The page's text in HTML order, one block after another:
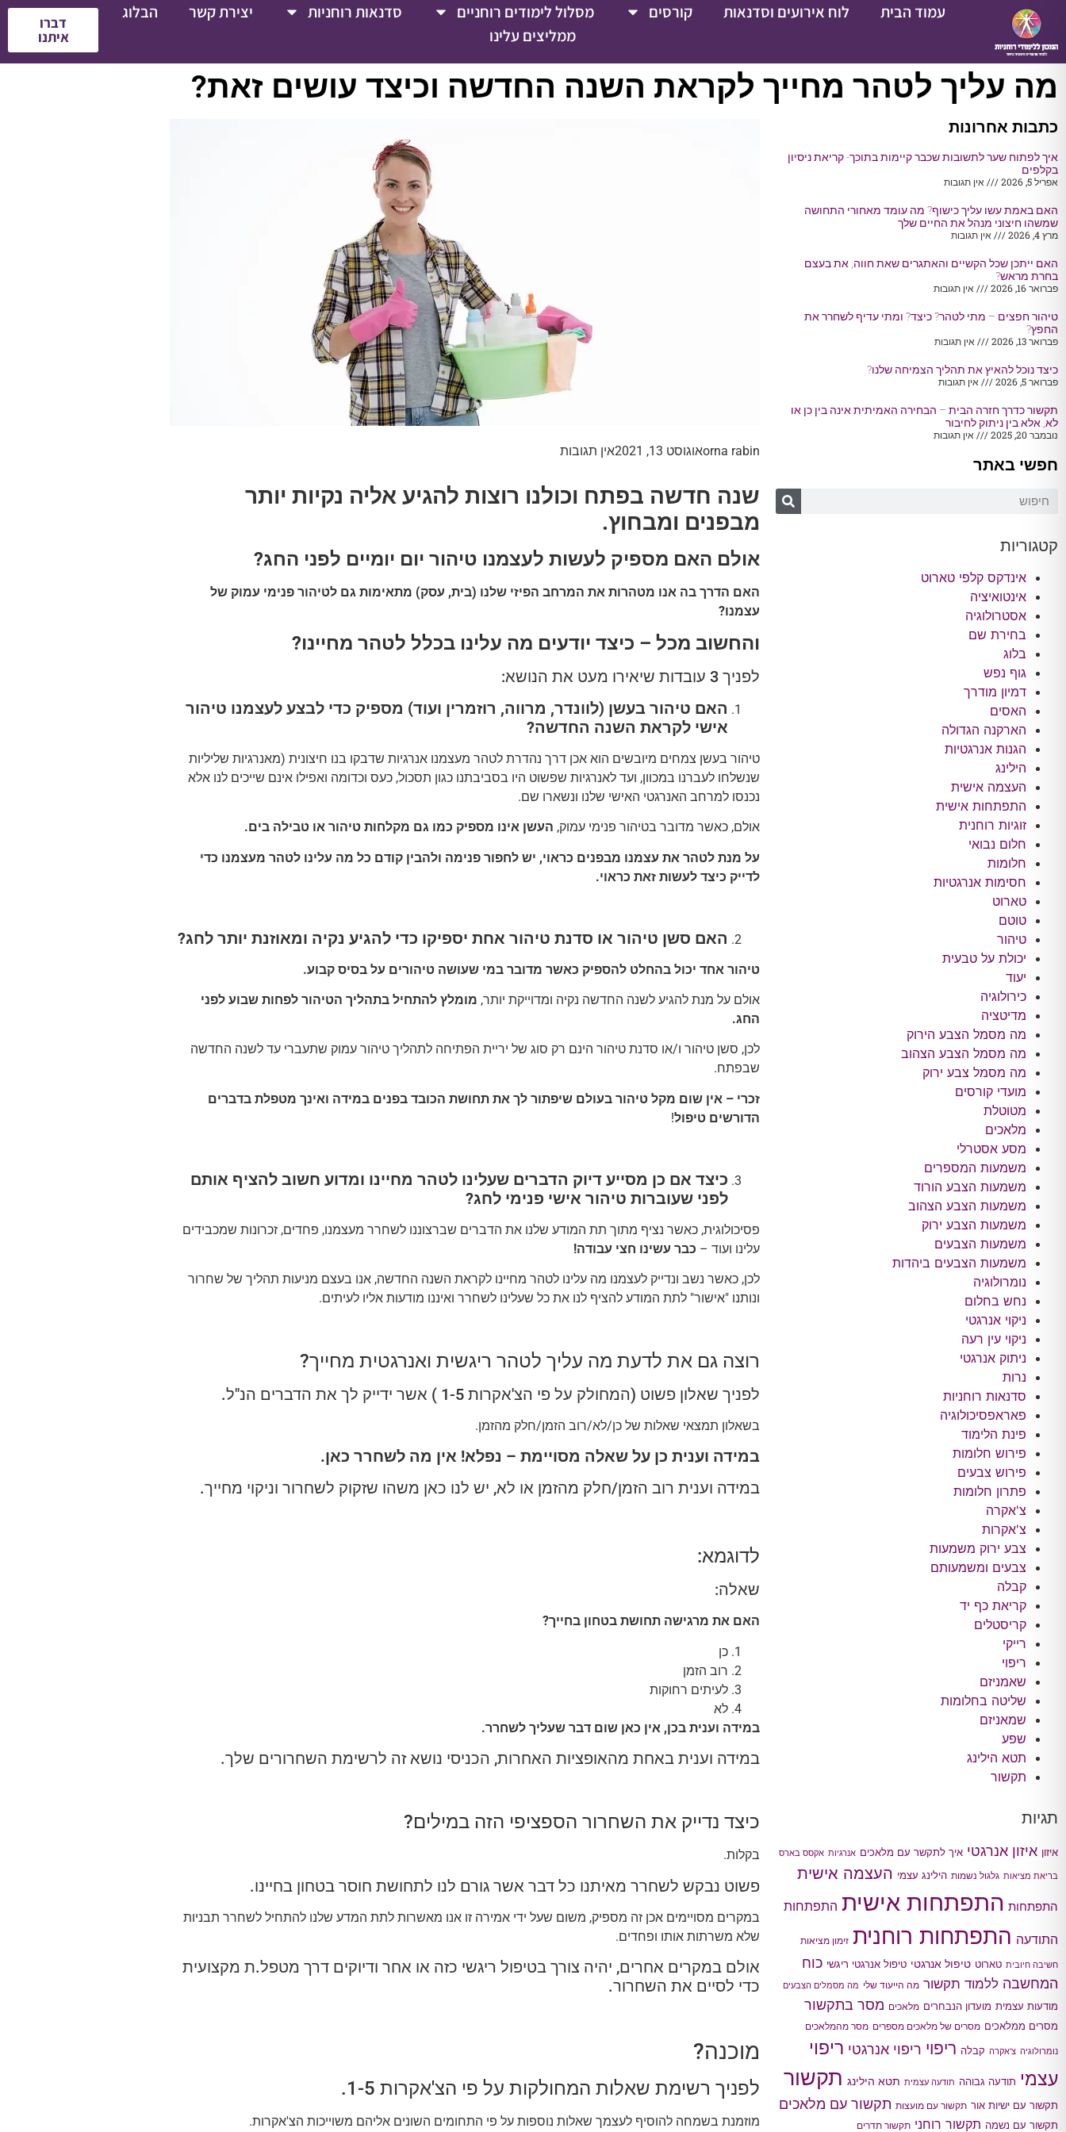
עמוד הבית לוח אירועים וסדנאות קורסים מסלול לימודים רוחניים סדנאות רוחניות יצירת קשר
הבלוג
ממליצים עלינו
דברו
איתנו
מה עליך לטהר מחייך לקראת השנה החדשה וכיצד עושים זאת?
כתבות אחרונות
איך לפתוח שער לתשובות שכבר קיימות בתוכך- קריאת ניסיון
בקלפים
אפריל 5, 2026
אין תגובות
האם באמת עשו עליך כישוף? מה עומד מאחורי התחושה
שמשהו חיצוני מנהל את החיים שלך
מרץ 4, 2026
אין תגובות
האם ייתכן שכל הקשיים והאתגרים שאת חווה, את בעצם
בחרת מראש?
פברואר 16, 2026
אין תגובות
טיהור חפצים – מתי לטהר? כיצד? ומתי עדיף לשחרר את
החפץ?
פברואר 13, 2026
אין תגובות
כיצד נוכל להאיץ את תהליך הצמיחה שלנו?
פברואר 5, 2026
אין תגובות
תקשור כדרך חזרה הבית – הבחירה האמיתית אינה בין כן או
לא, אלא בין ניתוק לחיבור
נובמבר 20, 2025
אין תגובות
חפשי באתר
קטגוריות
אינדקס קלפי טארוט
אינטואיציה
אסטרולוגיה
בחירת שם
בלוג
גוף נפש
דמיון מודרך
האסים
הארקנה הגדולה
הגנות אנרגטיות
הילינג
העצמה אישית
התפתחות אישית
זוגיות רוחנית
חלום נבואי
חלומות
חסימות אנרגטיות
טארוט
טוטם
טיהור
יכולת על טבעית
יעוד
כירולוגיה
מדיטציה
מה מסמל הצבע הירוק
מה מסמל הצבע הצהוב
מה מסמל צבע ירוק
מועדי קורסים
מטוטלת
מלאכים
מסע אסטרלי
משמעות המספרים
משמעות הצבע הורוד
משמעות הצבע הצהוב
משמעות הצבע ירוק
משמעות הצבעים
משמעות הצבעים ביהדות
נומרולוגיה
נחש בחלום
ניקוי אנרגטי
ניקוי עין רעה
ניתוק אנרגטי
נרות
סדנאות רוחניות
פאראפסיכולוגיה
פינת הלימוד
פירוש חלומות
פירוש צבעים
פתרון חלומות
צ'אקרה
צ'אקרות
צבע ירוק משמעות
צבעים ומשמעותם
קבלה
קריאת כף יד
קריסטלים
רייקי
ריפוי
שאמניזם
שליטה בחלומות
שמאניזם
שפע
תטא הילינג
תקשור
תגיות
איזון איזון אנרגטי איך לתקשר עם מלאכים אנרגיות אקסס בארס
בריאת מציאות גלגול נשמות הילינג עצמי העצמה אישית
התפתחות התפתחות אישית התפתחות
התודעה התפתחות רוחנית זימון מציאות
חשיבה חיובית טארוט טיפול אנרגטי טיפול אנרגטי ריגשי כוח
המחשבה ללמוד תקשור מה הייעוד שלי מה מסמלים הצבעים
מודעות עצמית מועדון הנבחרים מלאכים מסר בתקשור
מסרים ממלאכים מסרים של מלאכים מספרים מסר מהמלאכים
נומרולוגיה צ'אקרה קבלה ריפוי ריפוי אנרגטי ריפוי
עצמי תודעה גבוהה תודעה עצמית תטא הילינג תקשור
תקשור עם ישיות אור תקשור עם מועצות תקשור עם מלאכים
תקשור עם נשמה תקשור רוחני תקשור תדרים
orna rabinאוגוסט 13, 2021 אין תגובות
שנה חדשה בפתח וכולנו רוצות להגיע אליה נקיות יותר
מבפנים ומבחוץ.
אולם האם מספיק לעשות לעצמנו טיהור יום יומיים לפני החג?
האם הדרך בה אנו מטהרות את המרחב הפיזי שלנו (בית, עסק) מתאימות גם לטיהור פנימי עמוק של
עצמנו?
והחשוב מכל – כיצד יודעים מה עלינו בכלל לטהר מחיינו?
לפניך 3 עובדות שיאירו מעט את הנושא:
האם טיהור בעשן (לוונדר, מרווה, רוזמרין ועוד) מספיק כדי לבצע לעצמנו טיהור
אישי לקראת השנה החדשה?
טיהור בעשן צמחים מיובשים הוא אכן דרך נהדרת לטהר מעצמנו אנרגיות שדבקו בנו חיצונית (מאנרגיות שליליות
שנשלחו לעברנו במכוון, ועד לאנרגיות שפשוט היו בסביבתנו כגון תסכול, כעס וכדומה ואפילו אינם שייכים לנו אלא
נכנסו למרחב האנרגטי האישי שלנו ונשארו שם.
אולם, כאשר מדובר בטיהור פנימי עמוק, העשן אינו מספיק כמו גם מקלחות טיהור או טבילה בים.
על מנת לטהר את עצמנו מבפנים כראוי, יש לחפור פנימה ולהבין קודם כל מה עלינו לטהר מעצמנו כדי
לדייק כיצד לעשות זאת כראוי.
האם סשן טיהור או סדנת טיהור אחת יספיקו כדי להגיע נקיה ומאוזנת יותר לחג?
טיהור אחד יכול בהחלט להספיק כאשר מדובר במי שעושה טיהורים על בסיס קבוע.
אולם על מנת להגיע לשנה החדשה נקיה ומדוייקת יותר, מומלץ להתחיל בתהליך הטיהור לפחות שבוע לפני
החג.
לכן, סשן טיהור ו/או סדנת טיהור הינם רק סוג של יריית הפתיחה לתהליך טיהור עמוק שתעברי עד לשנה החדשה
שבפתח.
זכרי – אין שום מקל טיהור בעולם שיפתור לך את תחושת הכובד בפנים במידה ואינך מטפלת בדברים
הדורשים טיפול!
כיצד אם כן מסייע דיוק הדברים שעלינו לטהר מחיינו ומדוע חשוב להציף אותם
לפני שעוברות טיהור אישי פנימי לחג?
פסיכולוגית, כאשר נציף מתוך תת המודע שלנו את הדברים שברצוננו לשחרר מעצמנו, פחדים, זכרונות שמכבידים
עלינו ועוד – כבר עשינו חצי עבודה!
לכן, כאשר נשב ונדייק לעצמנו מה עלינו לטהר מחיינו לקראת השנה החדשה, אנו בעצם מניעות תהליך של שחרור
ונותנו "אישור" לתת המודע להציף לנו את כל שעלינו לשחרר ואיננו מודעות אליו לעיתים.
רוצה גם את לדעת מה עליך לטהר ריגשית ואנרגטית מחייך?
לפניך שאלון פשוט (המחולק על פי הצ'אקרות 1-5 ) אשר ידייק לך את הדברים הנ"ל.
בשאלון תמצאי שאלות של כן/לא/רוב הזמן/חלק מהזמן.
במידה וענית כן על שאלה מסויימת – נפלא! אין מה לשחרר כאן.
במידה וענית רוב הזמן/חלק מהזמן או לא, יש לנו כאן משהו שזקוק לשחרור וניקוי מחייך.
לדוגמא:
שאלה:
האם את מרגישה תחושת בטחון בחייך?
כן
רוב הזמן
לעיתים רחוקות
לא
במידה וענית בכן, אין כאן שום דבר שעליך לשחרר.
במידה וענית באחת מהאופציות האחרות, הכניסי נושא זה לרשימת השחרורים שלך.
כיצד נדייק את השחרור הספציפי הזה במילים?
בקלות.
פשוט נבקש לשחרר מאיתנו כל דבר אשר גורם לנו לתחושת חוסר בטחון בחיינו.
במקרים מסויימים אכן זה מספיק, משום שעל ידי אמירה זו אנו מאשרות לתת המדע שלנו להתחיל לשחרר תבניות
שלא משרתות אותו ופחדים.
אולם במקרים אחרים, יהיה צורך בטיפול ריגשי כזה או אחר ודיוקים דרך מטפל.ת מקצועית
כדי לסיים את השחרור.
מוכנה?
לפניך רשימת שאלות המחולקות על פי הצ'אקרות 1-5.
מוזמנת בשמחה להוסיף לעצמך שאלות נוספות על פי התחומים השונים אליהם משוייכות הצ'אקרות.